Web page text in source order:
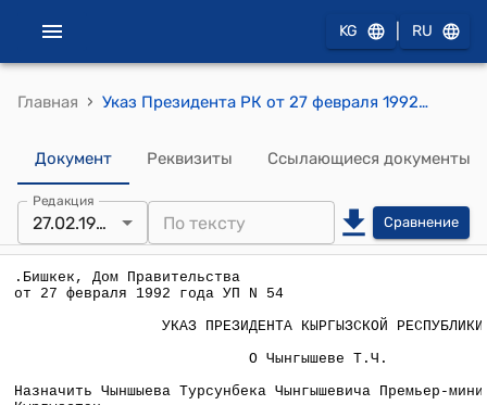
KG RU
Главная › Указ Президента РК от 27 февраля 1992 года №УП-54 "О Чынгышеве Т.Ч."
Документ Реквизиты Ссылающиеся документы
Редакция
27.02.1992 Сравнение